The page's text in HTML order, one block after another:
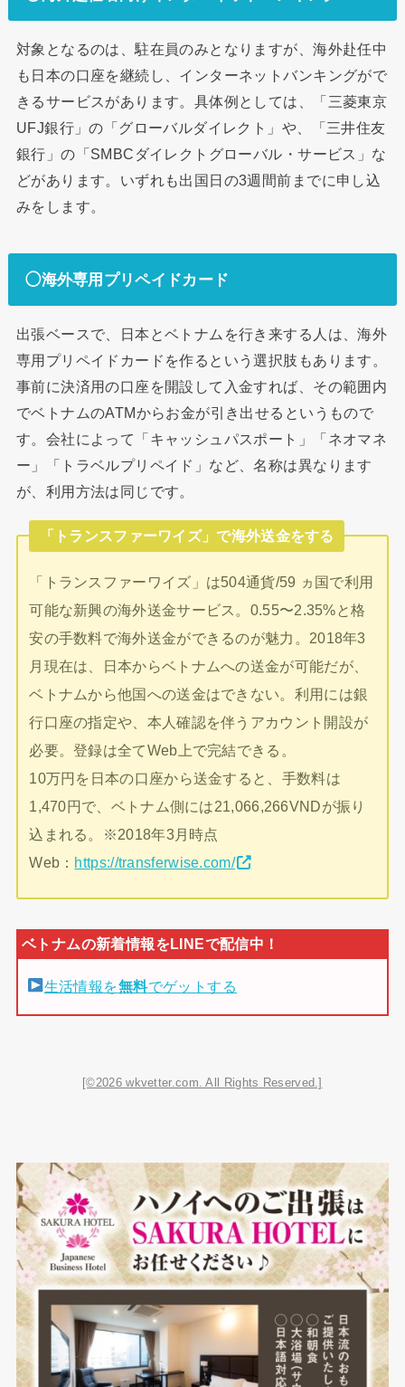
対象となるのは、駐在員のみとなりますが、海外赴任中
も日本の口座を継続し、インターネットバンキングがで
きるサービスがあります。具体例としては、「三菱東京
UFJ銀行」の「グローバルダイレクト」や、「三井住友
銀行」の「SMBCダイレクトグローバル・サービス」な
どがあります。いずれも出国日の3週間前までに申し込
みをします。
◯海外専用プリペイドカード
出張ベースで、日本とベトナムを行き来する人は、海外
専用プリペイドカードを作るという選択肢もあります。
事前に決済用の口座を開設して入金すれば、その範囲内
でベトナムのATMからお金が引き出せるというもので
す。会社によって「キャッシュパスポート」「ネオマネ
ー」「トラベルプリペイド」など、名称は異なります
が、利用方法は同じです。
「トランスファーワイズ」で海外送金をする
「トランスファーワイズ」は504通貨/59 ヵ国で利用
可能な新興の海外送金サービス。0.55〜2.35%と格
安の手数料で海外送金ができるのが魅力。2018年3
月現在は、日本からベトナムへの送金が可能だが、
ベトナムから他国への送金はできない。利用には銀
行口座の指定や、本人確認を伴うアカウント開設が
必要。登録は全てWeb上で完結できる。
10万円を日本の口座から送金すると、手数料は
1,470円で、ベトナム側には21,066,266VNDが振り
込まれる。※2018年3月時点
Web： https://transferwise.com/
生活情報を無料でゲットする
[©2026 wkvetter.com. All Rights Reserved.]